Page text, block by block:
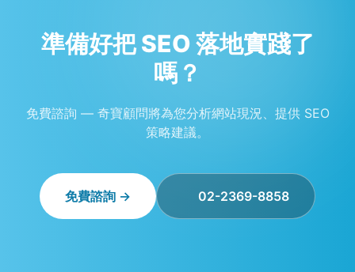
準備好把 SEO 落地實踐了
嗎？
免費諮詢 — 奇寶顧問將為您分析網站現況、提供 SEO
策略建議。
免費諮詢 → 02-2369-8858